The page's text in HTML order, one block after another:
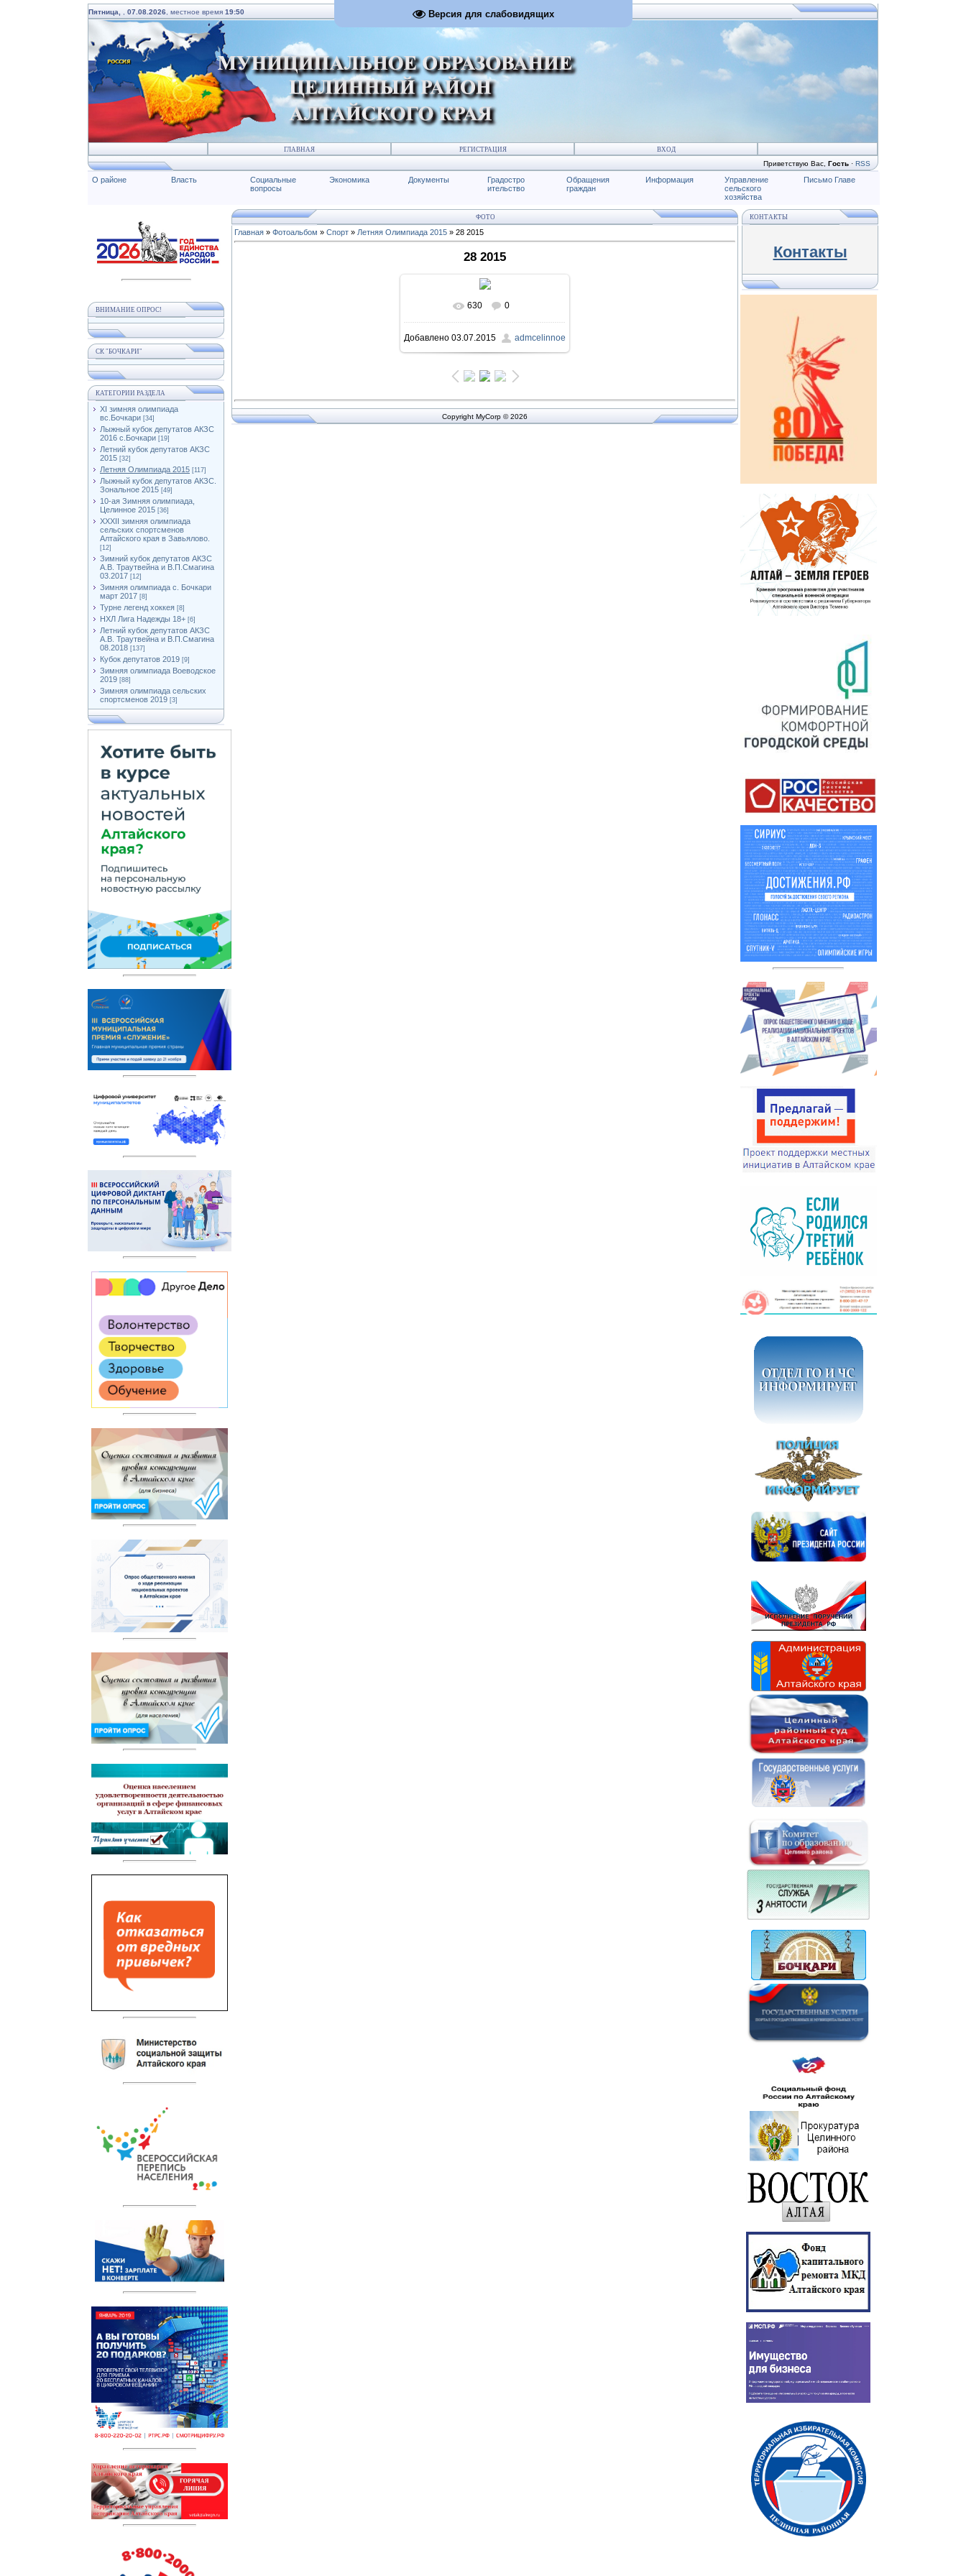
Версия для слабовидящих
Пятница, 07.08.2026 , местное время 19:50
ГЛАВНАЯ РЕГИСТРАЦИЯ ВХОД
Приветствую Вас Гость · RSS
О районе Власть
Социальные
вопросы
Экономика Документы
Градостро
ительство
Обращения
граждан
Информация
Управление
сельского
хозяйства
Письмо Главе
ВНИМАНИЕ ОПРОС!
СК "БОЧКАРИ"
КАТЕГОРИИ РАЗДЕЛА
XI зимняя олимпиада
вс.Бочкари [34]
Лыжный кубок депутатов АКЗС
2016 с.Бочкари [19]
Летний кубок депутатов АКЗС
2015 [32]
Летняя Олимпиада 2015 [117]
Лыжный кубок депутатов АКЗС.
Зональное 2015 [49]
10-ая Зимняя олимпиада,
Целинное 2015 [36]
XXXII зимняя олимпиада
сельских спортсменов
Алтайского края в Завьялово.
[12]
Зимний кубок депутатов АКЗС
А.В. Траутвейна и В.П.Смагина
03.2017 [12]
Зимняя олимпиада с. Бочкари
март 2017 [8]
Турне легенд хоккея [8]
НХЛ Лига Надежды 18+ [6]
Летний кубок депутатов АКЗС
А.В. Траутвейна и В.П.Смагина
08.2018 [137]
Кубок депутатов 2019 [9]
Зимняя олимпиада Воеводское
2019 [88]
Зимняя олимпиада сельских
спортсменов 2019 [3]
ФОТО
Главная » Фотоальбом » Спорт » Летняя Олимпиада 2015 » 28 2015
28 2015
В реальном размере
158.5Kb
630 0
Добавлено 03.07.2015 admcelinnoe
Copyright MyCorp © 2026
КОНТАКТЫ
Контакты